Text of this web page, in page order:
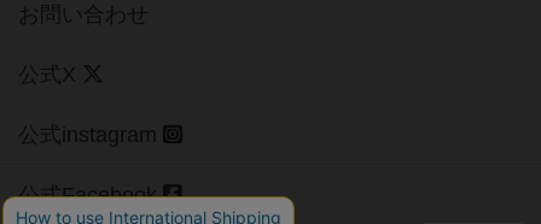
お問い合わせ
公式X
公式instagram
公式Facebook